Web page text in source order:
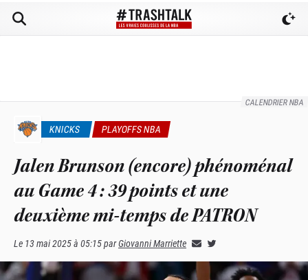
CALENDRIER NBA
KNICKS PLAYOFFS NBA
Jalen Brunson (encore) phénoménal
au Game 4 : 39 points et une
deuxième mi-temps de PATRON
Le 13 mai 2025 à 05:15parGiovanni Marriette